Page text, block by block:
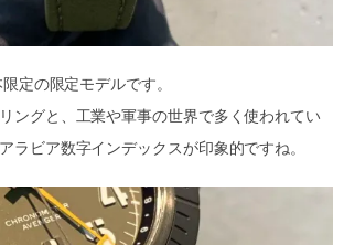
定の限定モデルです。
ングと、工業や軍事の世界で多く使われてい
ラビア数字インデックスが印象的ですね。